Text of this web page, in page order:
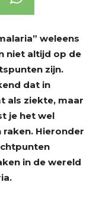
weleens
niet altijd op de
zijn.
dat in
als ziekte, maar
je het wel
Hieronder
in de wereld